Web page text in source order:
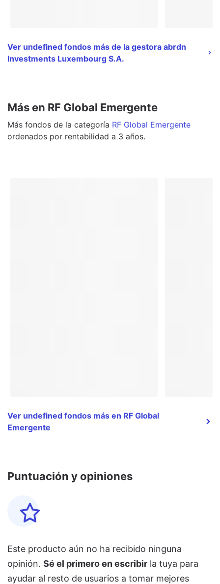
Ver undefined fondos más de la gestora abrdn
Investments Luxembourg S.A.
Más en RF Global Emergente
Más fondos de la categoría RF Global Emergente
ordenados por rentabilidad a 3 años.
Ver undefined fondos más en RF Global
Emergente
Puntuación y opiniones
Este producto aún no ha recibido ninguna
opinión. Sé el primero en escribir la tuya para
ayudar al resto de usuarios a tomar mejores